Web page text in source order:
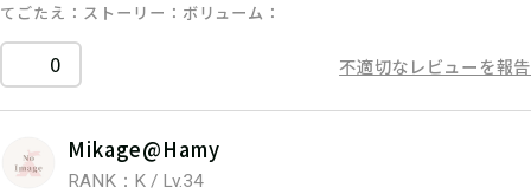
てごたえ ストーリー ボリューム
0 不適切なレビューを報告
Mikage@Hamy
RANK：K / Lv.34